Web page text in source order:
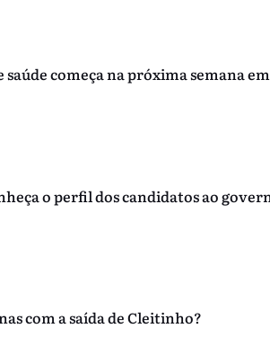
começa na próxima semana
o perfil dos candidatos ao
com a saída de Cleitinho?